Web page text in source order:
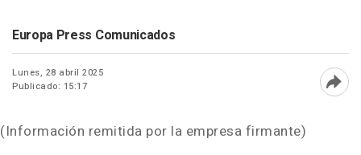
Europa Press Comunicados
Lunes, 28 abril 2025
Publicado: 15:17
(Información remitida por la empresa firmante)